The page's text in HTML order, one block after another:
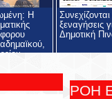
Η
ξεναγήσεις
Δημοτική
ΡΟΗ